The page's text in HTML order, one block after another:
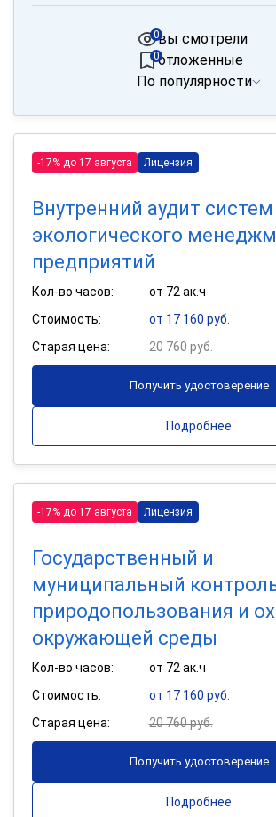
вы смотрели
0
отложенные
0
По популярности
-17% до 17 августа Лицензия
Внутренний аудит систем
экологического
предприятий
Кол-во часов:
от 72 ак.ч
Стоимость:
от 17 160 руб.
Старая цена:
20 760 руб.
Получить удостоверение
Подробнее
-17% до 17 августа Лицензия
Государственный и
муниципальный
природопользования и
окружающей среды
Кол-во часов:
от 72 ак.ч
Стоимость:
от 17 160 руб.
Старая цена:
20 760 руб.
Получить удостоверение
Подробнее